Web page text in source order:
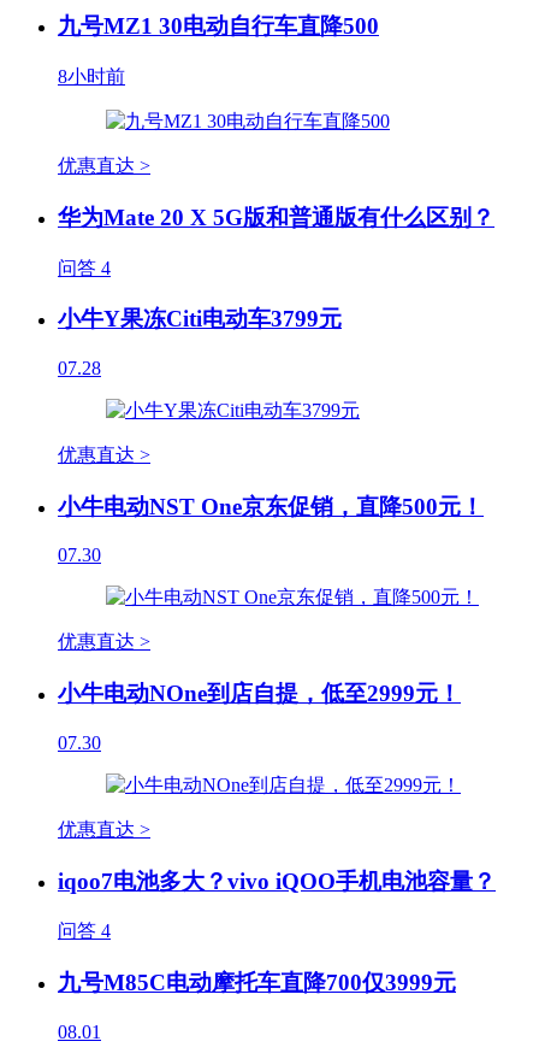
九号MZ1 30电动自行车直降500
8小时前
优惠直达 >
华为Mate 20 X 5G版和普通版有什么区别？
问答 4
小牛Y果冻Citi电动车3799元
07.28
优惠直达 >
小牛电动NST One京东促销，直降500元！
07.30
优惠直达 >
小牛电动NOne到店自提，低至2999元！
07.30
优惠直达 >
iqoo7电池多大？vivo iQOO手机电池容量？
问答 4
九号M85C电动摩托车直降700仅3999元
08.01